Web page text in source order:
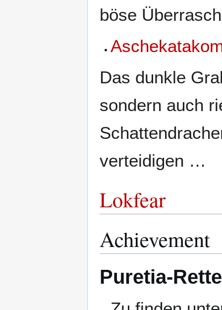
böse
Das dunkle
sondern auch
verteidigen …
Lokfear
Achievement
Puretia-